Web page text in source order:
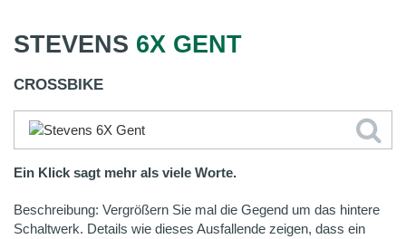
STEVENS 6X GENT
CROSSBIKE
Ein Klick sagt mehr als viele Worte.
Beschreibung: Vergrößern Sie mal die Gegend um das hintere
Schaltwerk. Details wie dieses Ausfallende zeigen, dass ein